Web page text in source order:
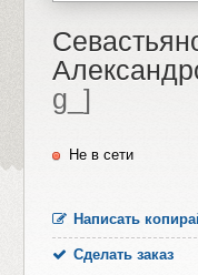
g_]
Не в сети
Написать
Сделать заказ